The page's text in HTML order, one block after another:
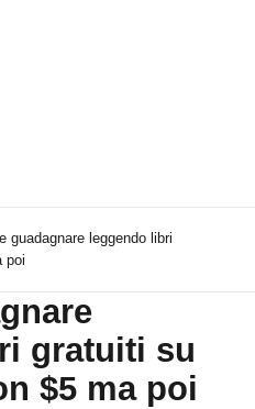
guadagnare leggendo libri
poi
gratuiti su
$5 ma poi